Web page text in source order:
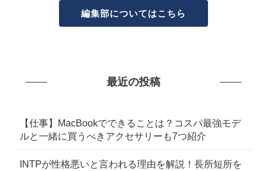
編集部についてはこちら
最近の投稿
【仕事】MacBookでできることは？コスパ最強モデ
ルと一緒に買うべきアクセサリーも7つ紹介
INTPが性格悪いと言われる理由を解説！長所短所を